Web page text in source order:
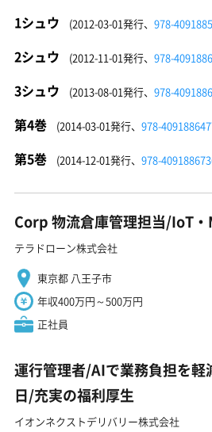
1シュウ (2012-03-01発行、 978-
2シュウ (2012-11-01発行、 978-
3シュウ (2013-08-01発行、 978-
第4巻 (2014-03-01発行、 978-
第5巻 (2014-12-01発行、 978-
Corp 物流倉庫管理担当/IoT・
テラドローン株式会社
東京都 八王子市
年収400万円～500万円
正社員
運行管理者/AIで業務負担を
日/充実の福利厚生
イオンネクストデリバリー株式会社